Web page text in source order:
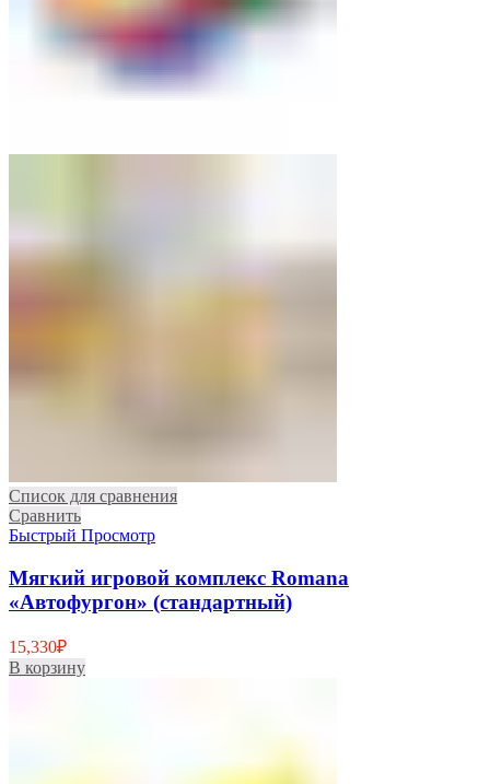
Список для сравнения
Сравнить
Быстрый Просмотр
Мягкий игровой комплекс Romana
«Автофургон» (стандартный)
15,330₽
В корзину